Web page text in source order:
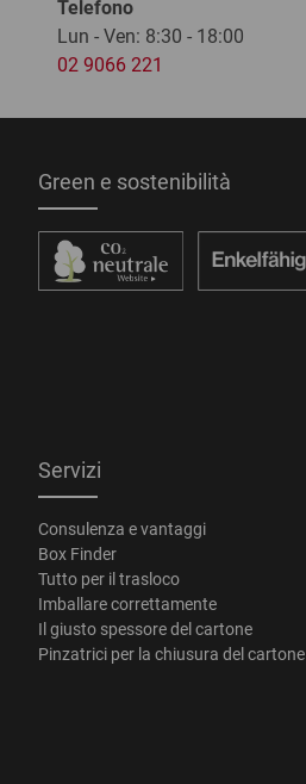
Telefono
Lun - Ven: 8:30 - 18:00
02 9066 221
Green e sostenibilità
Servizi
Consulenza e vantaggi
Box Finder
Tutto per il trasloco
Imballare correttamente
Il giusto spessore del cartone
Pinzatrici per la chiusura del cartone